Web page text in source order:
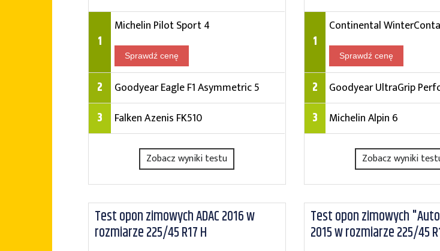
1
Michelin Pilot Sport 4
Sprawdź cenę
2 Goodyear Eagle F1 Asymmetric 5
3 Falken Azenis FK510
Zobacz wyniki testu
1
Continental
Sprawdź cenę
2 Goodyear UltraGrip
3 Michelin Alpin 6
Zobacz wyniki
Test opon zimowych ADAC 2016 w
rozmiarze 225/45 R17 H
Test opon zimowych
2015 w rozmiarze 225/45